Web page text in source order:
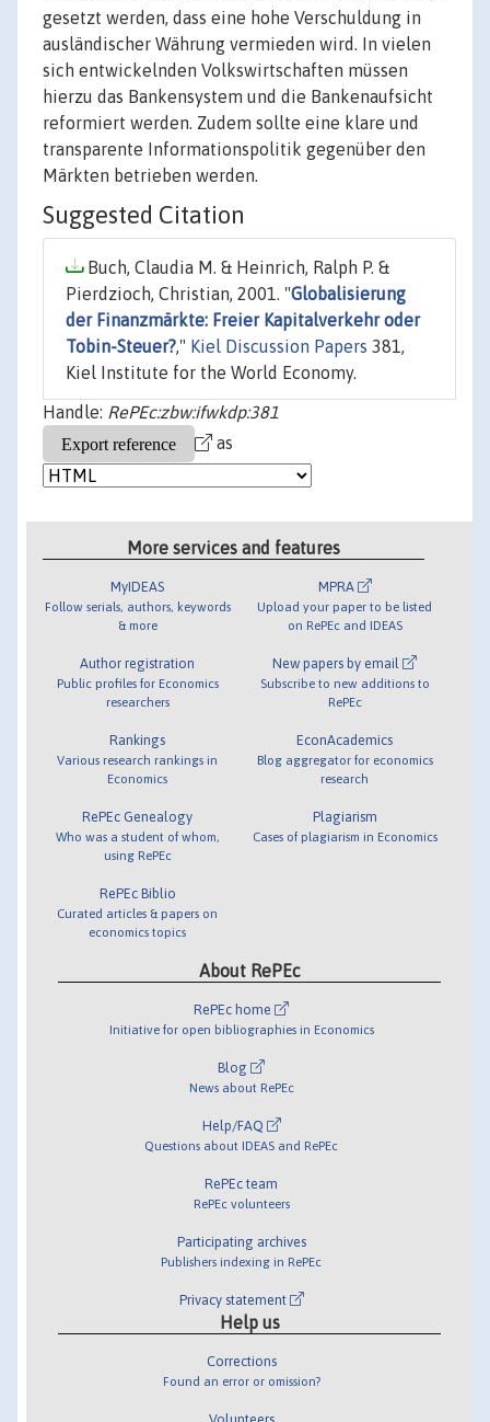
gesetzt werden, dass eine hohe Verschuldung in
ausländischer Währung vermieden wird. In vielen
sich entwickelnden Volkswirtschaften müssen
hierzu das Bankensystem und die Bankenaufsicht
reformiert werden. Zudem sollte eine klare und
transparente Informationspolitik gegenüber den
Märkten betrieben werden.
Suggested Citation
Buch, Claudia M. & Heinrich, Ralph P. &
Pierdzioch, Christian, 2001. "Globalisierung
der Finanzmärkte: Freier Kapitalverkehr oder
Tobin-Steuer?," Kiel Discussion Papers 381,
Kiel Institute for the World Economy.
Handle: RePEc:zbw:ifwkdp:381
as
More services and features
MyIDEAS
Follow serials, authors, keywords
& more
Author registration
Public profiles for Economics
researchers
Rankings
Various research rankings in
Economics
RePEc Genealogy
Who was a student of whom,
using RePEc
RePEc Biblio
Curated articles & papers on
economics topics
MPRA
Upload your paper to be listed
on RePEc and IDEAS
New papers by email
Subscribe to new additions to
RePEc
EconAcademics
Blog aggregator for economics
research
Plagiarism
Cases of plagiarism in Economics
About RePEc
RePEc home
Initiative for open bibliographies in Economics
Blog
News about RePEc
Help/FAQ
Questions about IDEAS and RePEc
RePEc team
RePEc volunteers
Participating archives
Publishers indexing in RePEc
Privacy statement
Help us
Corrections
Found an error or omission?